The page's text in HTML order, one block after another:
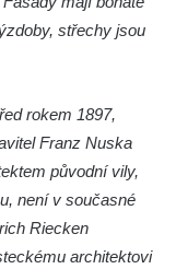
střechy jsou
rokem 1897,
Franz Nuska
původní vily,
není v současné
Riecken
architektovi